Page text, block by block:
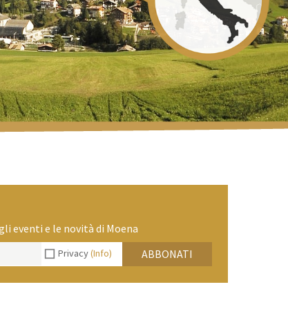
eventi e le novità di Moena
Privacy(Info) ABBONATI